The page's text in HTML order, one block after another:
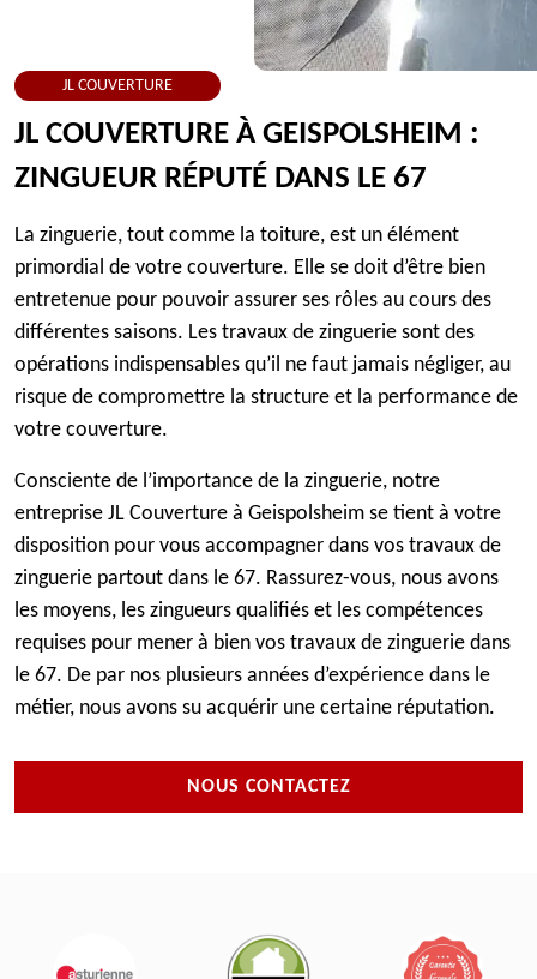
JL COUVERTURE
JL COUVERTURE À GEISPOLSHEIM :
ZINGUEUR RÉPUTÉ DANS LE 67
La zinguerie, tout comme la toiture, est un élément
primordial de votre couverture. Elle se doit d’être bien
entretenue pour pouvoir assurer ses rôles au cours des
différentes saisons. Les travaux de zinguerie sont des
opérations indispensables qu’il ne faut jamais négliger, au
risque de compromettre la structure et la performance de
votre couverture.
Consciente de l’importance de la zinguerie, notre
entreprise JL Couverture à Geispolsheim se tient à votre
disposition pour vous accompagner dans vos travaux de
zinguerie partout dans le 67. Rassurez-vous, nous avons
les moyens, les zingueurs qualifiés et les compétences
requises pour mener à bien vos travaux de zinguerie dans
le 67. De par nos plusieurs années d’expérience dans le
métier, nous avons su acquérir une certaine réputation.
NOUS CONTACTEZ